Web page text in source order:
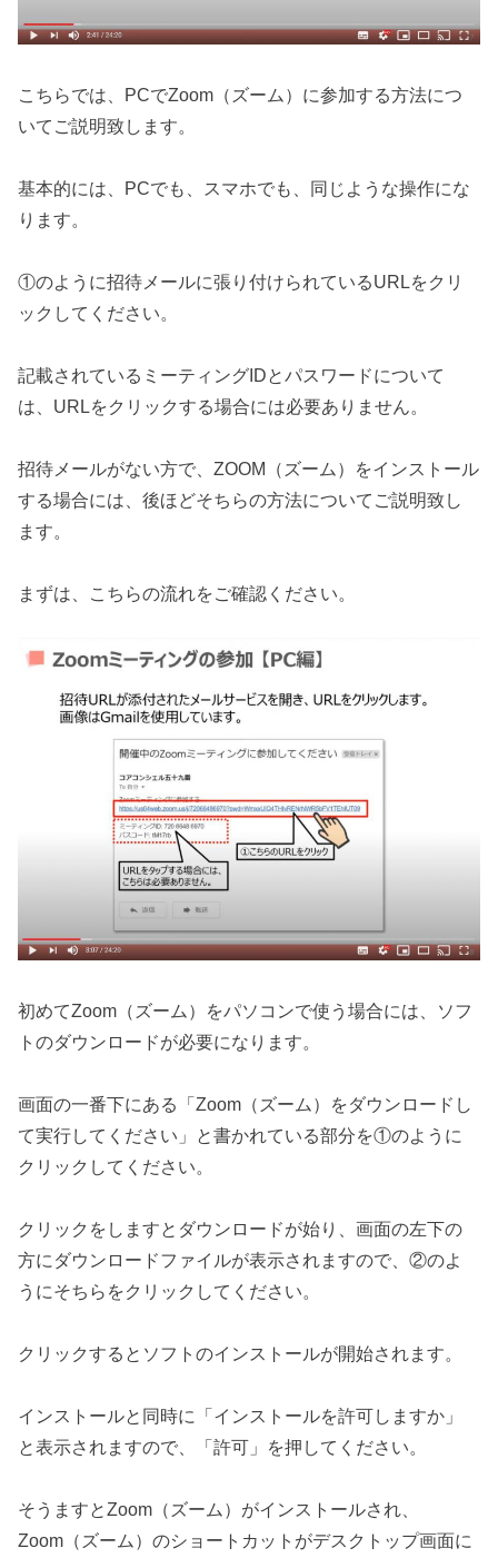
こちらでは、PCでZoom（ズーム）に参加する方法につ
いてご説明致します。
基本的には、PCでも、スマホでも、同じような操作にな
ります。
①のように招待メールに張り付けられているURLをクリ
ックしてください。
記載されているミーティングIDとパスワードについて
は、URLをクリックする場合には必要ありません。
招待メールがない方で、ZOOM（ズーム）をインストール
する場合には、後ほどそちらの方法についてご説明致し
ます。
まずは、こちらの流れをご確認ください。
初めてZoom（ズーム）をパソコンで使う場合には、ソフ
トのダウンロードが必要になります。
画面の一番下にある「Zoom（ズーム）をダウンロードし
て実行してください」と書かれている部分を①のように
クリックしてください。
クリックをしますとダウンロードが始り、画面の左下の
方にダウンロードファイルが表示されますので、②のよ
うにそちらをクリックしてください。
クリックするとソフトのインストールが開始されます。
インストールと同時に「インストールを許可しますか」
と表示されますので、「許可」を押してください。
そうますとZoom（ズーム）がインストールされ、
Zoom（ズーム）のショートカットがデスクトップ画面に